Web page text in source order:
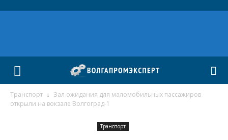
Транспорт
Зал ожидания для маломобильных пассажиров
открыли на вокзале Волгоград-1
Транспорт